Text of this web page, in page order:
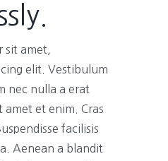
sit amet,
elit. Vestibulum
nec nulla a erat
amet et enim. Cras
facilisis
Aenean a blandit